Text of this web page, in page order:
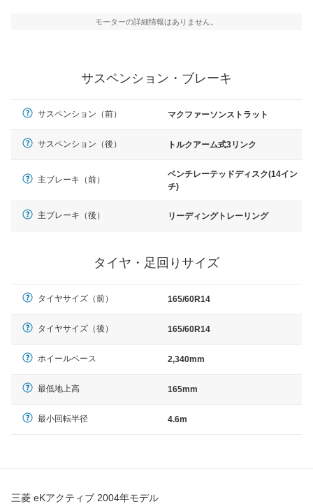
モーターの詳細情報はありません。
サスペンション・ブレーキ
サスペンション（前） マクファーソンストラット
サスペンション（後） トルクアーム式3リンク
主ブレーキ（前）
ベンチレーテッドディスク(14イン
チ)
主ブレーキ（後） リーディングトレーリング
タイヤ・足回りサイズ
タイヤサイズ（前） 165/60R14
タイヤサイズ（後） 165/60R14
ホイールベース 2,340mm
最低地上高 165mm
最小回転半径 4.6m
三菱 eKアクティブ 2004年モデル